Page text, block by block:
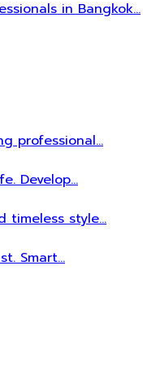
in Bangkok…
professional…
Develop…
timeless style…
Smart…